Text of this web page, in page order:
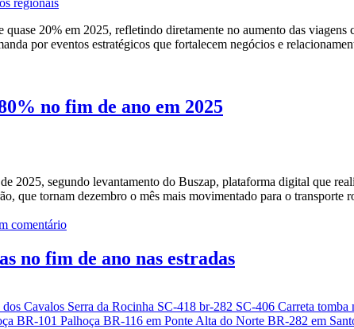
20% em 2025, refletindo diretamente no aumento das
por eventos estratégicos que fortalecem negócios e
no fim de ano em 2025
2025, segundo levantamento do Buszap, plataforma digital que
que tornam dezembro o mês mais movimentado para o
comentário
no fim de ano nas estradas